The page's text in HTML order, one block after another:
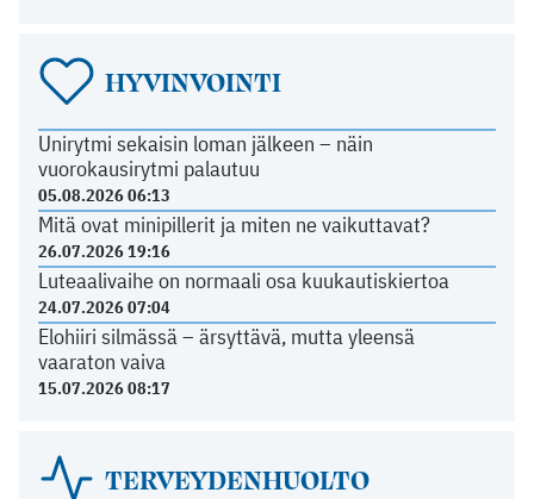
HYVINVOINTI
Unirytmi sekaisin loman jälkeen – näin
vuorokausirytmi palautuu
05.08.2026 06:13
Mitä ovat minipillerit ja miten ne vaikuttavat?
26.07.2026 19:16
Luteaalivaihe on normaali osa kuukautiskiertoa
24.07.2026 07:04
Elohiiri silmässä – ärsyttävä, mutta yleensä
vaaraton vaiva
15.07.2026 08:17
TERVEYDENHUOLTO